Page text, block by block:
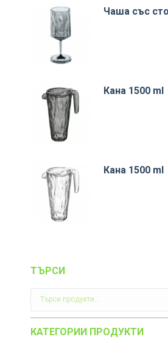
Чаша със
Кана 1500 ml
Кана 1500 ml
ТЪРСИ
КАТЕГОРИИ ПРОДУКТИ